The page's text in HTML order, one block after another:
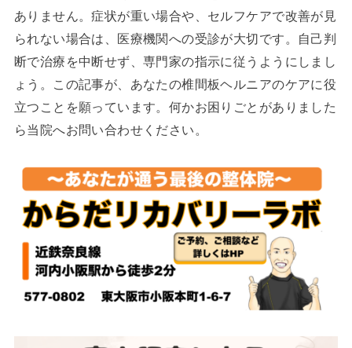
ありません。症状が重い場合や、セルフケアで改善が見
られない場合は、医療機関への受診が大切です。自己判
断で治療を中断せず、専門家の指示に従うようにしまし
ょう。この記事が、あなたの椎間板ヘルニアのケアに役
立つことを願っています。何かお困りごとがありました
ら当院へお問い合わせください。